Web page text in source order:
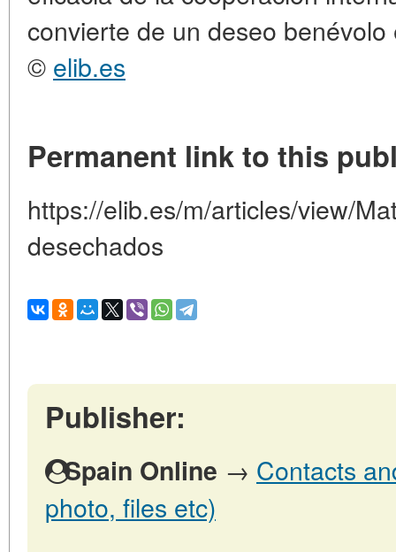
convierte de un deseo
© elib.es
Permanent link to this
https://elib.es/m/articles/view/
desechados
Publisher:
Spain Online → Contacts
photo, files etc)